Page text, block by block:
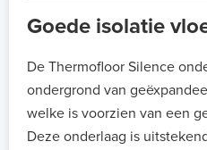
Goede isolatie
De Thermofloor Silence
ondergrond van
welke is voorzien van een
Deze onderlaag is